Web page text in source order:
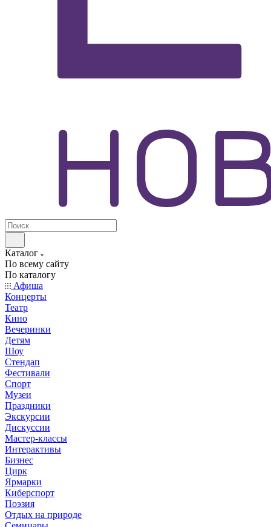
Каталог
По всему сайту
По каталогу
Афиша
Концерты
Театр
Кино
Вечеринки
Детям
Шоу
Стендап
Фестивали
Спорт
Музеи
Праздники
Экскурсии
Дискуссии
Мастер-классы
Интерактивы
Бизнес
Цирк
Ярмарки
Киберспорт
Поэзия
Отдых на природе